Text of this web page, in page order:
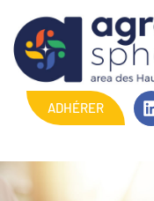
ADHÉRER